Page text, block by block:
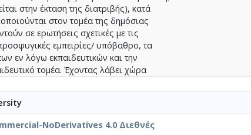
στην έκταση της διατριβής), κατά
στον τομέα της δημόσιας
σε ερωτήσεις σχετικές με τις
εμπειρίες/ υπόβαθρο, τα
εν λόγω εκπαιδευτικών και την
τομέα. Έχοντας λάβει χώρα
έρευνας αναδεικνύουν ότι, παρόλο
είναι κοινές σε λογοτεχνικές και
άλλοι παράγοντες και σχετικές
NoDerivatives 4.0 Διεθνές